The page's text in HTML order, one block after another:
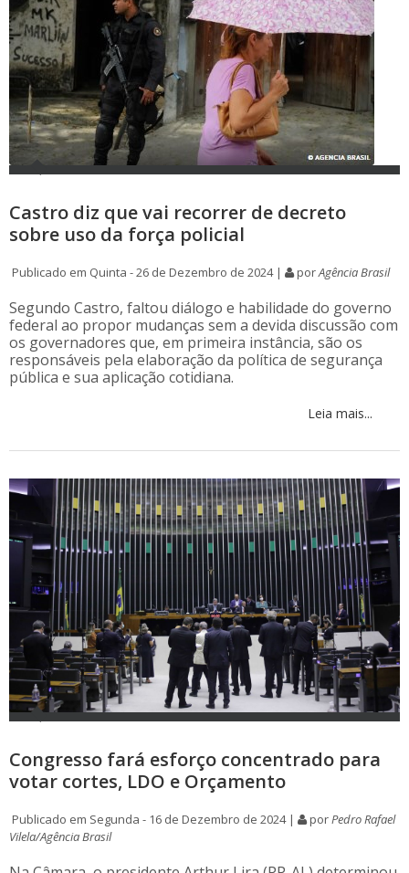
Castro diz que vai recorrer de decreto
sobre uso da força policial
Publicado em Quinta - 26 de Dezembro de 2024 | porAgência Brasil
Segundo Castro, faltou diálogo e habilidade do governo
federal ao propor mudanças sem a devida discussão com
os governadores que, em primeira instância, são os
responsáveis pela elaboração da política de segurança
pública e sua aplicação cotidiana.
Leia mais...
Congresso fará esforço concentrado para
votar cortes, LDO e Orçamento
Publicado em Segunda - 16 de Dezembro de 2024 | porPedro Rafael
Vilela/Agência Brasil